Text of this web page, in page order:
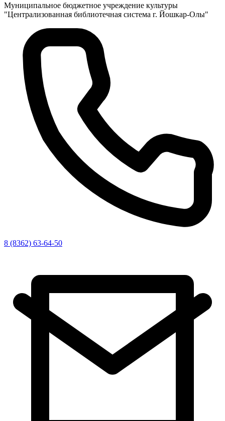
Муниципальное бюджетное учреждение культуры
"Централизованная библиотечная система г. Йошкар-Олы"
8 (8362) 63-64-50